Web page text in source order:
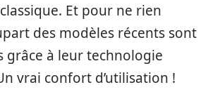
Et pour ne rien
des modèles récents sont
grâce à leur technologie
vrai confort d’utilisation !